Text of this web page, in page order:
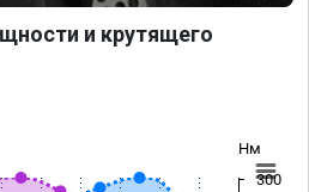
и крутящего
Нм
300